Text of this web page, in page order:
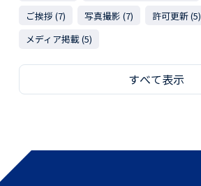
ご挨拶 (7) 写真撮影 (7)
許可更新 (5)
メディア掲載 (5)
すべて表示